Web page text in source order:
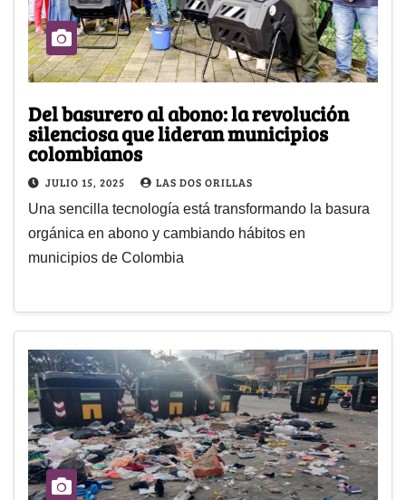
Del basurero al abono: la revolución
silenciosa que lideran municipios
colombianos
JULIO 15, 2025 LAS DOS ORILLAS
Una sencilla tecnología está transformando la basura
orgánica en abono y cambiando hábitos en
municipios de Colombia